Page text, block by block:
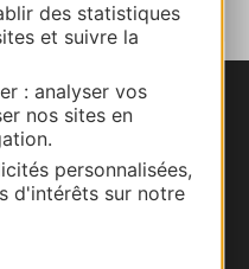
des statistiques
et suivre la
: analyser vos
nos sites en
personnalisées,
d'intérêts sur notre